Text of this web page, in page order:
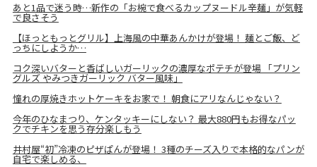
あと1品で迷う時…新作の「お椀で食べるカップヌードル辛麺」が気軽
で良さそう
【ほっともっとグリル】上海風の中華あんかけが登場！ 麺とご飯、ど
っちにしようか…
コク深いバターと香ばしいガーリックの濃厚なポテチが登場 「プリン
グルズ やみつきガーリック バター風味」
憧れの厚焼きホットケーキをお家で！ 朝食にアリなんじゃない？
今年のひなまつり、ケンタッキーにしない？ 最大880円もお得なパッ
クでチキンを思う存分楽しもう
井村屋“初”冷凍のピザぱんが登場！ 3種のチーズ入りで本格的なパンが
自宅で楽しめる、